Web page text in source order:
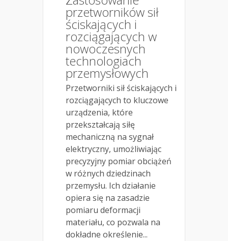
przetworników sił
ściskających i
rozciągających w
nowoczesnych
technologiach
przemysłowych
Przetworniki sił ściskających i
rozciągających to kluczowe
urządzenia, które
przekształcają siłę
mechaniczną na sygnał
elektryczny, umożliwiając
precyzyjny pomiar obciążeń
w różnych dziedzinach
przemysłu. Ich działanie
opiera się na zasadzie
pomiaru deformacji
materiału, co pozwala na
dokładne określenie...